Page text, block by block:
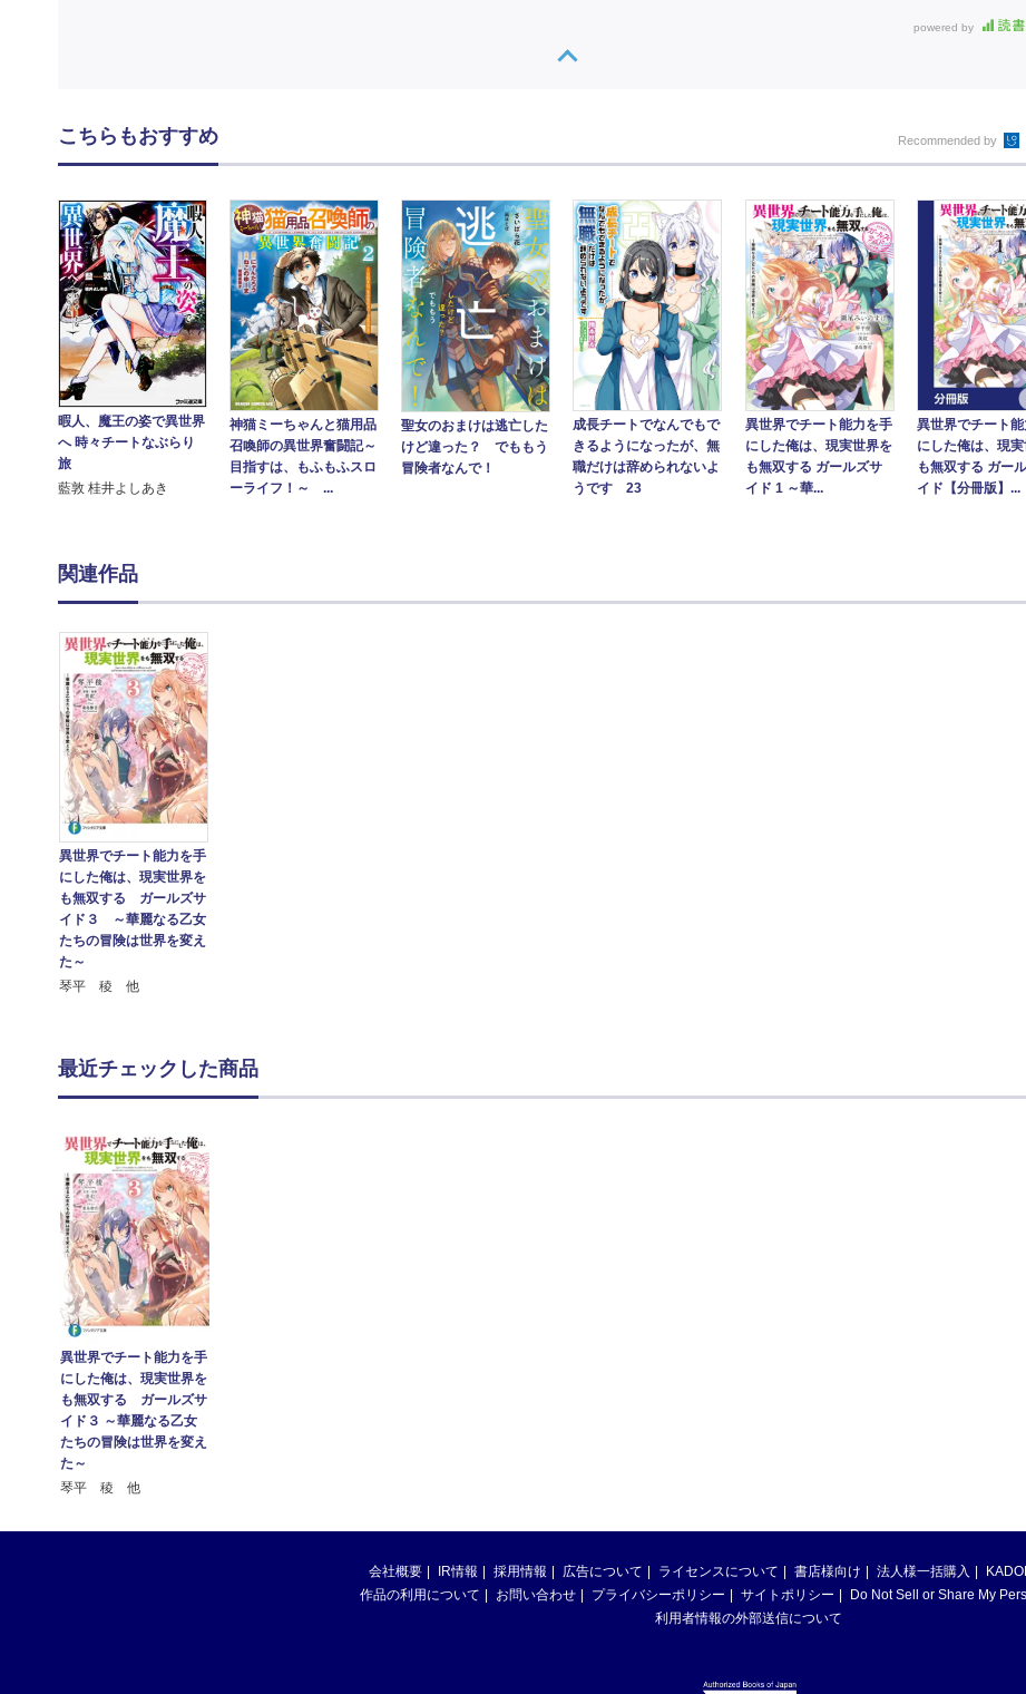
powered by
こちらもおすすめ Recommended by
暇人、魔王の姿で異世界
へ 時々チートなぶらり
旅
藍敦 桂井よしあき
神猫ミーちゃんと猫用品
召喚師の異世界奮闘記～
目指すは、もふもふスロ
ーライフ！～ ...
聖女のおまけは逃亡した
けど違った？ でももう
冒険者なんで！
成長チートでなんでもで
きるようになったが、無
職だけは辞められないよ
うです 23
異世界でチート能力を手
にした俺は、現実世界を
も無双する ガールズサ
イド 1 ～華...
異世界でチート
にした俺は、現
も無双する ガー
イド【分冊版】...
関連作品
異世界でチート能力を手
にした俺は、現実世界を
も無双する ガールズサ
イド３ ～華麗なる乙女
たちの冒険は世界を変え
た～
琴平 稜 他
最近チェックした商品
異世界でチート能力を手
にした俺は、現実世界を
も無双する ガールズサ
イド３ ～華麗なる乙女
たちの冒険は世界を変え
た～
琴平 稜 他
会社概要 IR情報 採用情報 広告について ライセンスについて 書店様向け 法人様一括購入
作品の利用について
お問い合わせ プライバシーポリシー サイトポリシー
Do Not Sell or Share My
利用者情報の外部送信について